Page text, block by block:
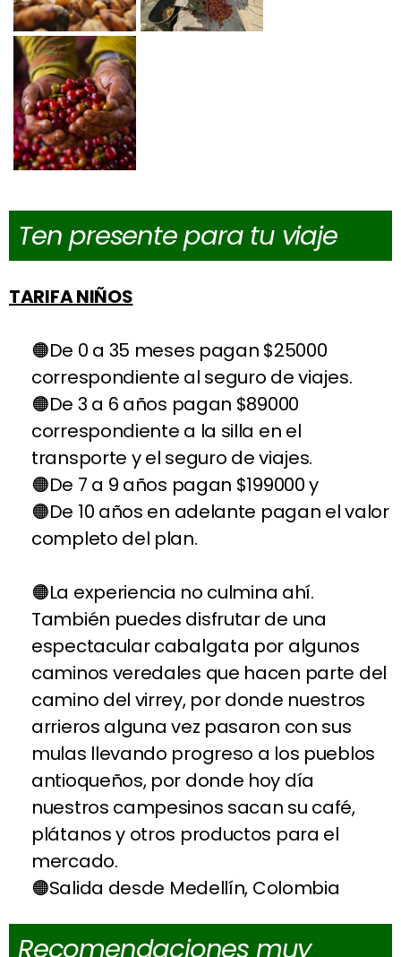
Ten presente para tu viaje
TARIFA NIÑOS
De 0 a 35 meses pagan $25000
correspondiente al seguro de viajes.
De 3 a 6 años pagan $89000
correspondiente a la silla en el
transporte y el seguro de viajes.
De 7 a 9 años pagan $199000 y
De 10 años en adelante pagan el valor
completo del plan.
La experiencia no culmina ahí.
También puedes disfrutar de una
espectacular cabalgata por algunos
caminos veredales que hacen parte del
camino del virrey, por donde nuestros
arrieros alguna vez pasaron con sus
mulas llevando progreso a los pueblos
antioqueños, por donde hoy día
nuestros campesinos sacan su café,
plátanos y otros productos para el
mercado.
Salida desde Medellín, Colombia
Recomendaciones muy